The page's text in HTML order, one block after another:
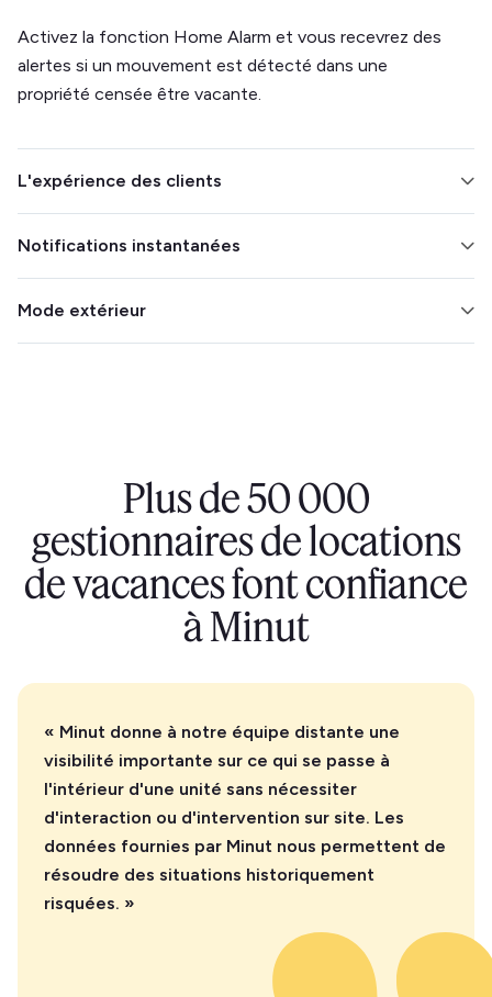
Activez la fonction Home Alarm et vous recevrez des
alertes si un mouvement est détecté dans une
propriété censée être vacante.
L'expérience des clients
enregistrements et les départs. Suivez la température
pour garantir le confort de vos clients.
Notifications instantanées
effectuée afin de pouvoir intervenir immédiatement.
Mode extérieur
Plus de 50 000
gestionnaires de locations
de vacances font confiance
à Minut
« Minut donne à notre équipe distante une
visibilité importante sur ce qui se passe à
l'intérieur d'une unité sans nécessiter
d'interaction ou d'intervention sur site. Les
données fournies par Minut nous permettent de
résoudre des situations historiquement
risquées. »